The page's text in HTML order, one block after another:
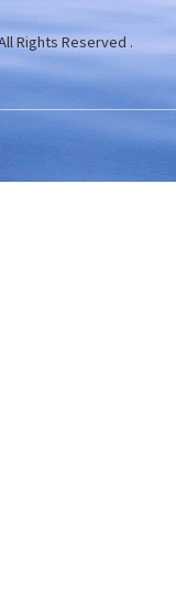
Rights Reserved .